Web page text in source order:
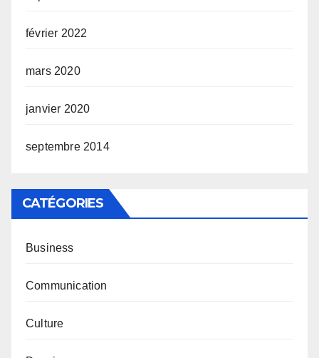
février 2022
mars 2020
janvier 2020
septembre 2014
CATÉGORIES
Business
Communication
Culture